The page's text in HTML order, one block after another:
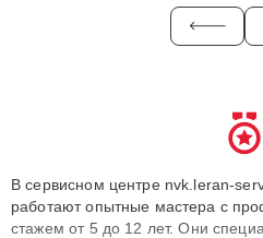
В сервисном центре nvk.leran-
работают опытные мастера с
стажем от 5 до 12 лет. Они